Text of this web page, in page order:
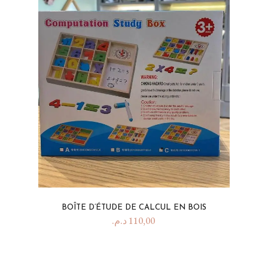
BOÎTE D’ÉTUDE DE CALCUL EN BOIS
110,00 د.م.